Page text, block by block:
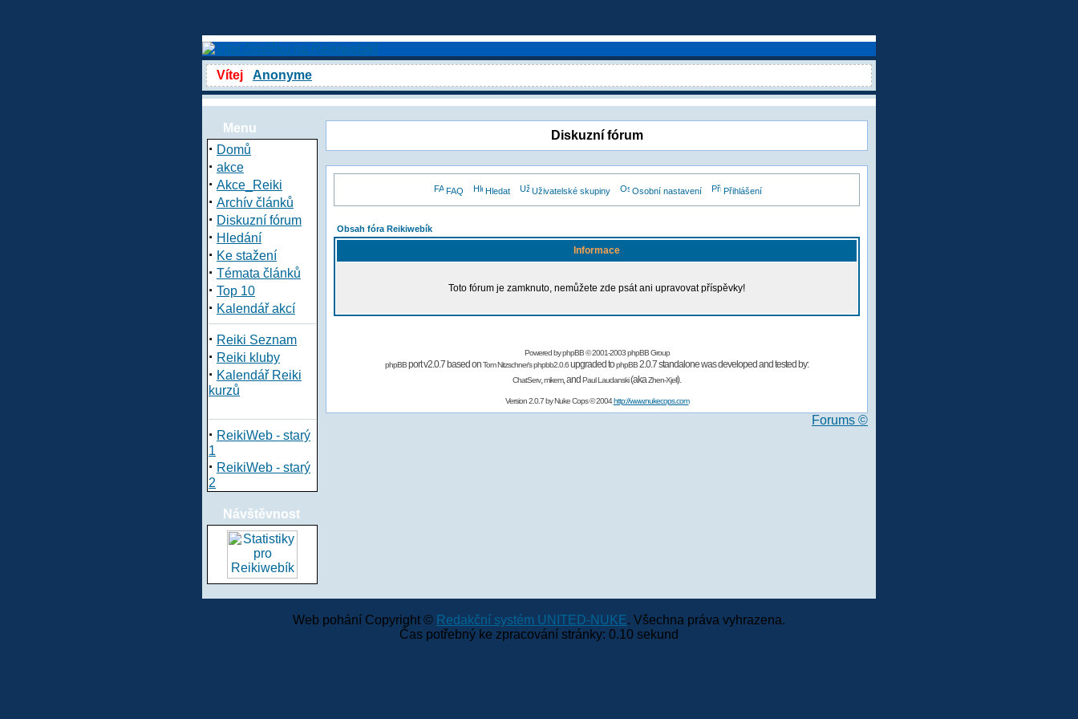
Vítej Anonyme
Menu
· Domů
· akce
· Akce_Reiki
· Archív článků
· Diskuzní fórum
· Hledání
· Ke stažení
· Témata článků
· Top 10
· Kalendář akcí
· Reiki Seznam
· Reiki kluby
· Kalendář Reiki
kurzů
· ReikiWeb - starý
1
· ReikiWeb - starý
2
Návštěvnost
Diskuzní fórum
FAQ Hledat Uživatelské skupiny Osobní nastavení Přihlášení
Obsah fóra Reikiwebík
Informace
Toto fórum je zamknuto, nemůžete zde psát ani upravovat příspěvky!
Powered byphpBB© 2001-2003 phpBB Group
phpBBport v2.0.7 based onTom Nitzschner'sphpbb2.0.6upgraded tophpBB2.0.7 standalone was developed and tested by:
ChatServ,mikem,and Paul Laudanski(akaZhen-Xjell).
Version 2.0.7 byNuke Cops© 2004http://www.nukecops.com
Forums ©
Web pohání Copyright © Redakční systém UNITED-NUKE. Všechna práva vyhrazena.
Čas potřebný ke zpracování stránky: 0.10 sekund